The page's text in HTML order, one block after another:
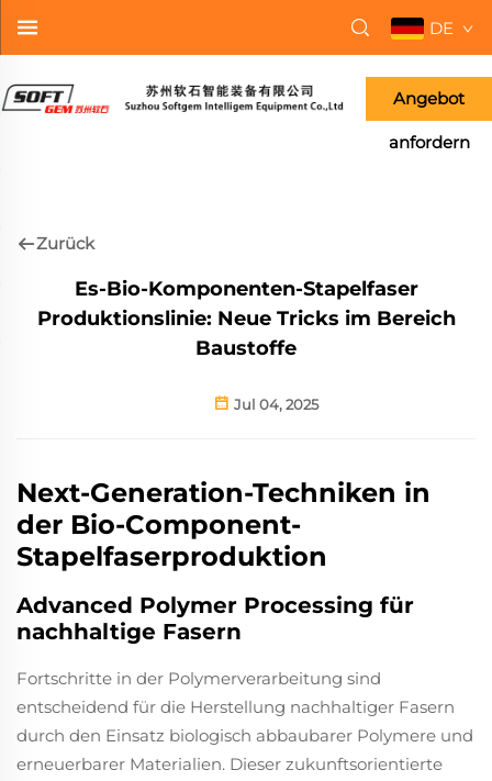
DE
Angebot
anfordern
Zurück
Es-Bio-Komponenten-Stapelfaser
Produktionslinie: Neue Tricks im Bereich
Baustoffe
Jul 04, 2025
Next-Generation-Techniken in
der Bio-Component-
Stapelfaserproduktion
Advanced Polymer Processing für
nachhaltige Fasern
Fortschritte in der Polymerverarbeitung sind
entscheidend für die Herstellung nachhaltiger Fasern
durch den Einsatz biologisch abbaubarer Polymere und
erneuerbarer Materialien. Dieser zukunftsorientierte